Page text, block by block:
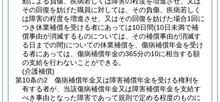
その回復を妨げた職員に対しては、その負傷、疾病若しく
は障害の程度を増進させ、又はその回復を妨げた場合1回に
つき休業補償を受ける者にあっては10日間(10日未満で補
償事由が消滅するものについては、その補償事由が消滅す
る日までの間)についての休業補償を、傷病補償年金を受け
る者にあっては、傷病補償年金の365分の10に相当する額
の支給を行わないことができる。
(介護補償)
第10条の2
傷病補償年金又は障害補償年金を受ける権利を
有する者が、当該傷病補償年金又は障害補償年金を支給す
べき事由となった障害であって規則で定める程度のものに